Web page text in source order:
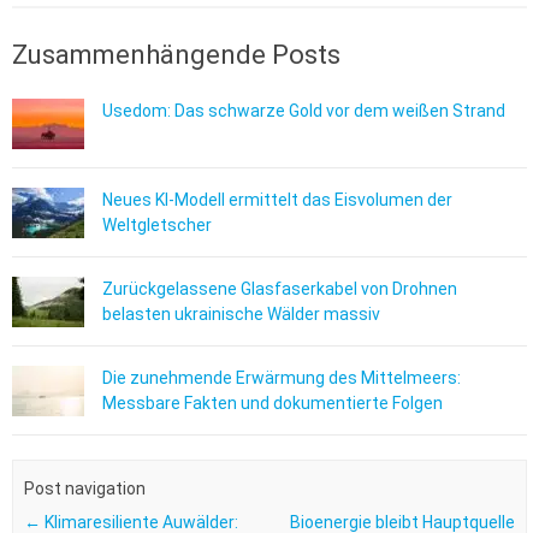
Zusammenhängende Posts
Usedom: Das schwarze Gold vor dem weißen Strand
Neues KI-Modell ermittelt das Eisvolumen der
Weltgletscher
Zurückgelassene Glasfaserkabel von Drohnen
belasten ukrainische Wälder massiv
Die zunehmende Erwärmung des Mittelmeers:
Messbare Fakten und dokumentierte Folgen
Post navigation
← Klimaresiliente Auwälder:
Bioenergie bleibt Hauptquelle